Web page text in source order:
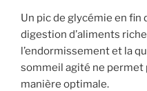
Un pic de glycémie en fin
digestion d’aliments
l’endormissement et la
sommeil agité ne permet
manière optimale.